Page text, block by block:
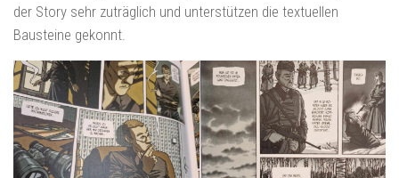
der Story sehr zuträglich und unterstützen die textuellen
Bausteine gekonnt.